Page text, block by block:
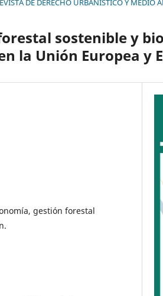
DE DERECHO URBANÍSTICO Y MEDIO
sostenible y
la Unión Europea y
gestión forestal